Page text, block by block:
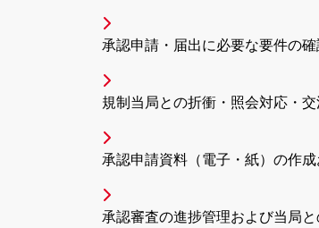
承認申請・届出に必要な要件の
規制当局との折衝・照会対応・
承認申請資料（電子・紙）の作
承認審査の進捗管理および当局